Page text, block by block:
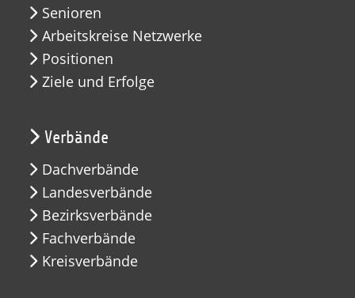
Senioren
Arbeitskreise Netzwerke
Positionen
Ziele und Erfolge
Verbände
Dachverbände
Landesverbände
Bezirksverbände
Fachverbände
Kreisverbände